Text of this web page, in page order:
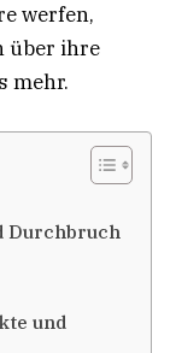
werfen,
über ihre
mehr.
Durchbruch
und